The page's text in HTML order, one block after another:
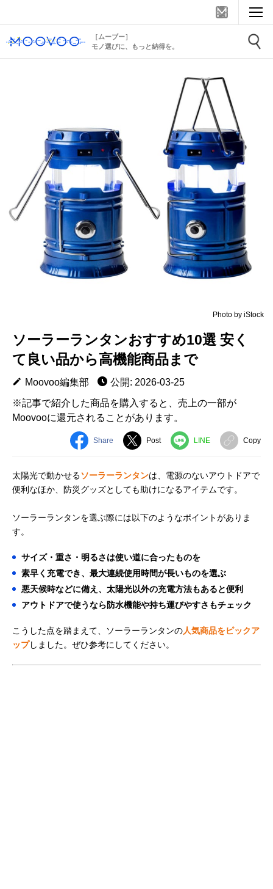
［ムーブー］
モノ選びに、もっと納得を。
Photo by iStock
ソーラーランタンおすすめ10選 安く
て良い品から高機能商品まで
Moovoo編集部
公開: 2026-03-25
※記事で紹介した商品を購入すると、売上の一部が
Moovooに還元されることがあります。
Share Post LINE Copy
太陽光で動かせるソーラーランタンは、電源のないアウトドアで
便利なほか、防災グッズとしても助けになるアイテムです。
ソーラーランタンを選ぶ際には以下のようなポイントがありま
す。
サイズ・重さ・明るさは使い道に合ったものを
素早く充電でき、最大連続使用時間が長いものを選ぶ
悪天候時などに備え、太陽光以外の充電方法もあると便利
アウトドアで使うなら防水機能や持ち運びやすさもチェック
こうした点を踏まえて、ソーラーランタンの人気商品をピックア
ップしました。ぜひ参考にしてください。